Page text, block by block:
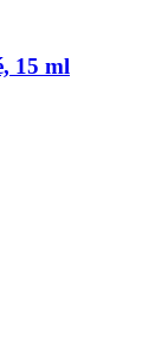
15 ml